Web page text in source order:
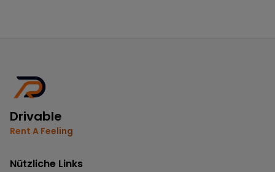
Drivable
Rent A Feeling
Nützliche Links